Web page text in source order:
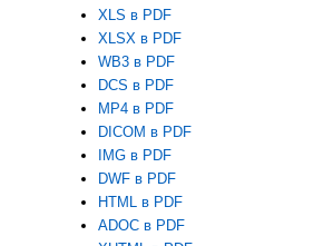
XLS в PDF
XLSX в PDF
WB3 в PDF
DCS в PDF
MP4 в PDF
DICOM в PDF
IMG в PDF
DWF в PDF
HTML в PDF
ADOC в PDF